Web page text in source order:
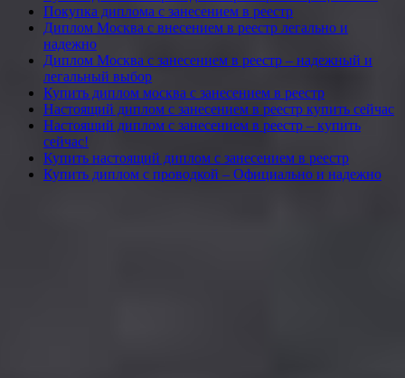
Покупка диплома с занесением в реестр
Диплом Москва с внесением в реестр легально и
надежно
Диплом Москва с занесением в реестр – надежный и
легальный выбор
Купить диплом москва с занесением в реестр
Настоящий диплом с занесением в реестр купить сейчас
Настоящий диплом с занесением в реестр – купить
сейчас!
Купить настоящий диплом с занесением в реестр
Купить диплом с проводкой – Официально и надежно